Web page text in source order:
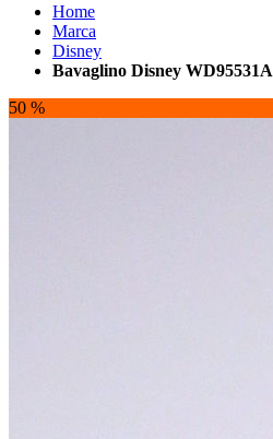
Home
Marca
Disney
Bavaglino Disney WD95531A
50 %